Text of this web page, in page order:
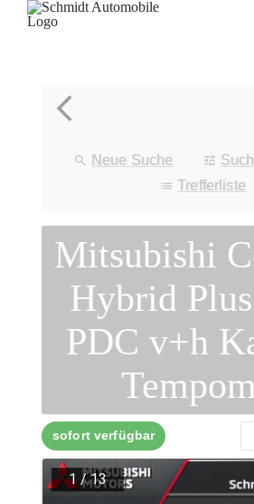
Neue Suche
Trefferliste
Mitsubishi
Hybrid
PDC v+h
sofort verfügbar
1 /13